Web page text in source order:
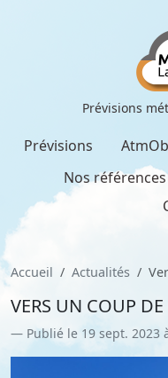
Prévisions
Prévisions
Nos références
Accueil Actualités
VERS UN COUP
Publié le 19 sept. 2023